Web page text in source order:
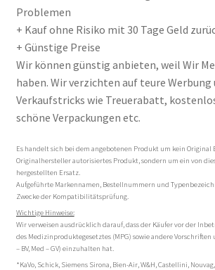
Problemen
+ Kauf ohne Risiko mit 30 Tage Geld
+ Günstige Preise
Wir können günstig anbieten, weil Wir
haben. Wir verzichten auf teure Werbung
Verkaufstricks wie Treuerabatt,
schöne Verpackungen etc.
Es handelt sich bei dem angebotenen Produkt um kein Original
Originalhersteller autorisiertes Produkt, sondern um ein von
hergestellten Ersatz.
Aufgeführte Markennamen, Bestellnummern und
Zwecke der Kompatibilitätsprüfung.
Wichtige Hinweise:
Wir verweisen ausdrücklich darauf, dass der Käufer vor der
des Medizinproduktegesetztes (MPG) sowie andere Vorschriften
– BV, Med – GV) einzuhalten hat.
*KaVo, Schick, Siemens Sirona, Bien-Air, W&H, Castellini,